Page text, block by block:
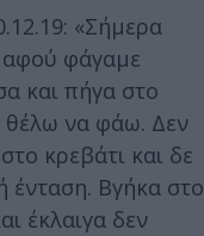
«Σήμερα
φάγαμε
και πήγα στο
θέλω να φάω. Δεν
κρεβάτι και δε
Βγήκα στο
έκλαιγα δεν